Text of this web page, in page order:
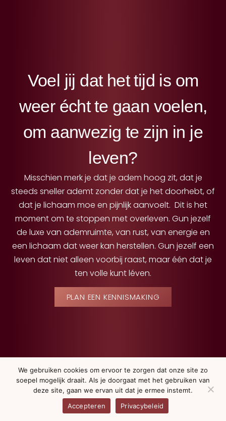
Voel jij dat het tijd is om
weer écht te gaan voelen,
om aanwezig te zijn in je
leven?
Misschien merk je dat je adem hoog zit, dat je
steeds sneller ademt zonder dat je het doorhebt, of
dat je lichaam moe en pijnlijk aanvoelt. Dit is het
moment om te stoppen met overleven. Gun jezelf
de luxe van ademruimte, van rust, van energie en
een lichaam dat weer kan herstellen. Gun jezelf een
leven dat niet alleen voorbij raast, maar één dat je
ten volle kunt léven.
PLAN EEN KENNISMAKING
We gebruiken cookies om ervoor te zorgen dat onze site zo
soepel mogelijk draait. Als je doorgaat met het gebruiken van
deze site, gaan we ervan uit dat je ermee instemt.
Accepteren
Privacybeleid